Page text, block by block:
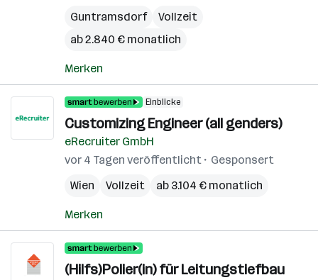
Guntramsdorf
Vollzeit
ab 2.840 € monatlich
Merken
Einblicke
Customizing Engineer (all genders)
eRecruiter GmbH
vor 4 Tagen veröffentlicht
Gesponsert
Wien
Vollzeit ab 3.104 € monatlich
Merken
(Hilfs)Polier(in) für Leitungstiefbau